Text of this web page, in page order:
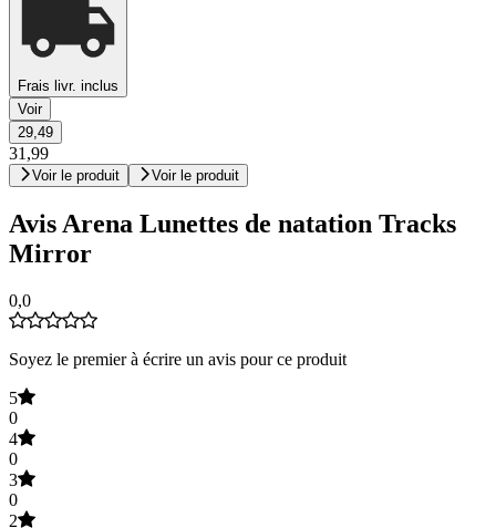
Frais livr. inclus
Voir
29,49
31,99
Voir le produit Voir le produit
Avis Arena Lunettes de natation Tracks
Mirror
0,0
Soyez le premier à écrire un avis pour ce produit
5
0
4
0
3
0
2